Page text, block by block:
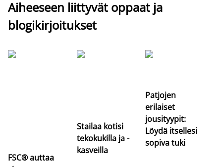
Aiheeseen liittyvät oppaat ja
blogikirjoitukset
FSC® auttaa
Stailaa kotisi
tekokukilla ja -
kasveilla
Patjojen
erilaiset
jousityypit:
Löydä itsellesi
sopiva tuki